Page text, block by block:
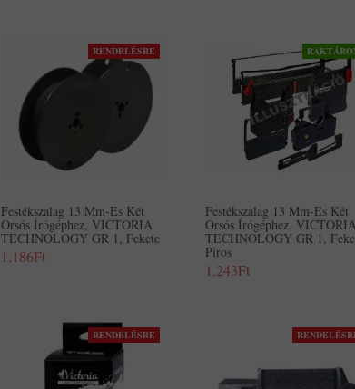
RENDELÉSRE
Festékszalag 13 Mm-Es Két
Orsós Írógéphez, VICTORIA
TECHNOLOGY GR 1, Fekete
1,186Ft
Festékszalag 13 Mm-Es Két
Orsós Írógéphez, VICTORIA
TECHNOLOGY GR 1,
Piros
1,243Ft
RENDELÉSRE